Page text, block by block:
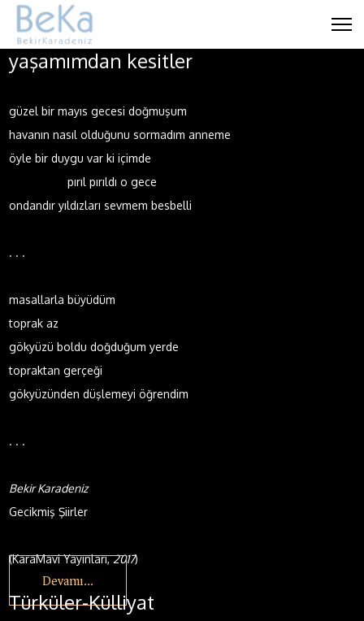
yaşamımdan kesitler
güzel bir mayıs gecesi doğmuşum
havanın nasıl olduğunu sormadım anneme
öyle bir duygu var ki içimde
pırıl pırıldı o gece
ondandır yıldızları sevmem besbelli
. . .
masallarla büyüdüm
toprak az
gökyüzü boldu doğduğum yerde
topraktan gerçeği
gökyüzünden düşlemeyi öğrendim
. . .
Bekir Karadeniz
Gecikmiş Şiirler
(KaraMavi Yayınları,2017)
Devamı...
Türküler-Külliyat